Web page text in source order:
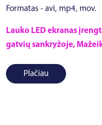
Formatas - avi, mp4, mov.
Lauko LED ekranas
gatvių sankryžoje,
Plačiau